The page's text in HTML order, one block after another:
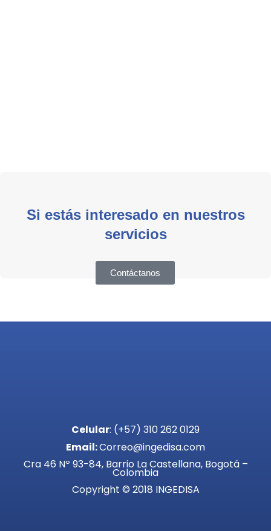
Si estás interesado en nuestros
servicios
Contáctanos
Celular: (+57) 310 262 0129
Email:Correo@ingedisa.com
Cra 46 Nº 93-84, Barrio La Castellana, Bogotá –
Colombia
Copyright © 2018 INGEDISA